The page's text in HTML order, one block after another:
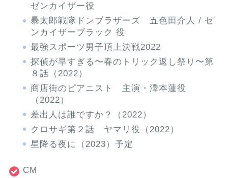
ゼンカイザー役
暴太郎戦隊ドンブラザーズ 五色田介人 / ゼ
ンカイザーブラック 役
最強スポーツ男子頂上決戦2022
探偵が早すぎる〜春のトリック返し祭り〜第
８話（2022）
商店街のピアニスト 主演・澤本蓮役
（2022）
差出人は誰ですか？（2022）
クロサギ第２話 ヤマリ役（2022）
星降る夜に（2023）予定
CM